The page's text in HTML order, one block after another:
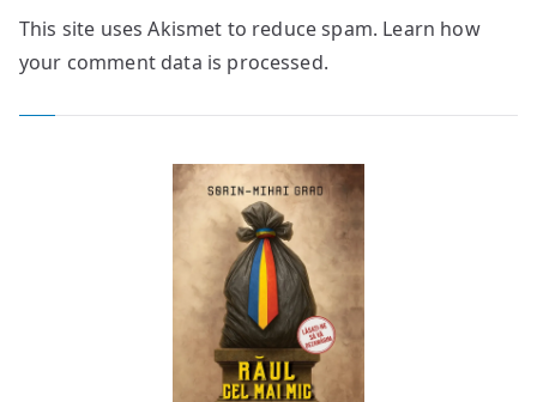
This site uses Akismet to reduce spam. Learn how
your comment data is processed.